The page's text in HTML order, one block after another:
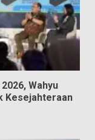
Wahyu
Kesejahteraan